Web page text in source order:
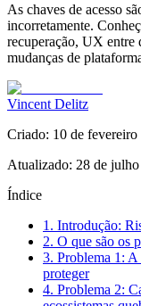
As chaves de acesso
incorretamente.
recuperação, UX entre
mudanças de
Vincent Delitz
Criado: 10 de fevereiro
Atualizado: 28 de
Índice
1. Introdução:
2. O que são os
3. Problema 1:
proteger
4. Problema 2: